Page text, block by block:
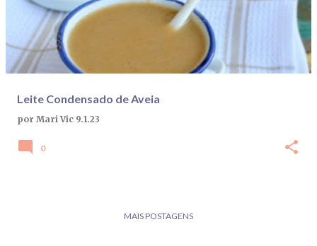
a
g
Leite Condensado de Aveia
por Mari Vic 9.1.23
0
MAIS POSTAGENS